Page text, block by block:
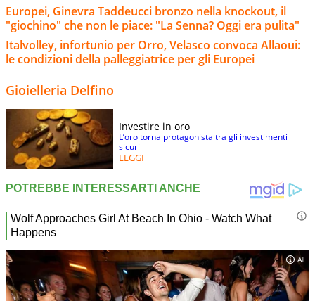
Europei, Ginevra Taddeucci bronzo nella knockout, il
"giochino" che non le piace: "La Senna? Oggi era pulita"
Italvolley, infortunio per Orro, Velasco convoca Allaoui:
le condizioni della palleggiatrice per gli Europei
Gioielleria Delfino
Investire in oro
L’oro torna protagonista tra gli investimenti
sicuri
LEGGI